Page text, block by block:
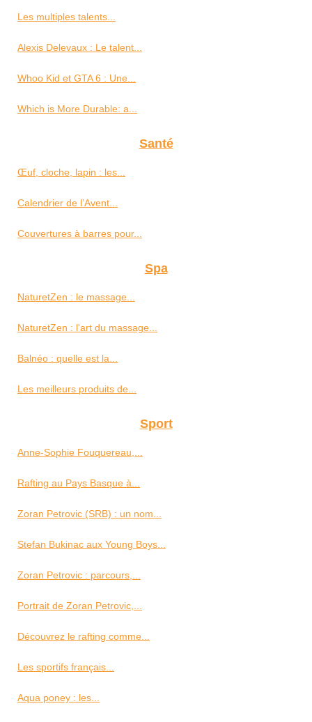
Les multiples talents...
Alexis Delevaux : Le talent...
Whoo Kid et GTA 6 : Une...
Which is More Durable: a...
Santé
Œuf, cloche, lapin : les...
Calendrier de l’Avent...
Couvertures à barres pour...
Spa
NaturetZen : le massage...
NaturetZen : l'art du massage...
Balnéo : quelle est la...
Les meilleurs produits de...
Sport
Anne-Sophie Fouquereau,...
Rafting au Pays Basque à...
Zoran Petrovic (SRB) : un nom...
Stefan Bukinac aux Young Boys...
Zoran Petrovic : parcours,...
Portrait de Zoran Petrovic,...
Découvrez le rafting comme...
Les sportifs français...
Aqua poney : les...